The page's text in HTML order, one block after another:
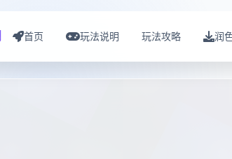
首页 玩法说明 玩法攻略 润